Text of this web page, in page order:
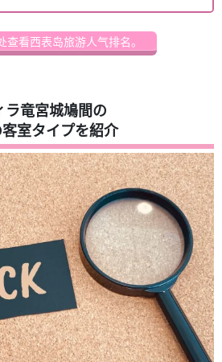
查看西表岛旅游人气排名。
ラ竜宮城鳩間の
室タイプを紹介